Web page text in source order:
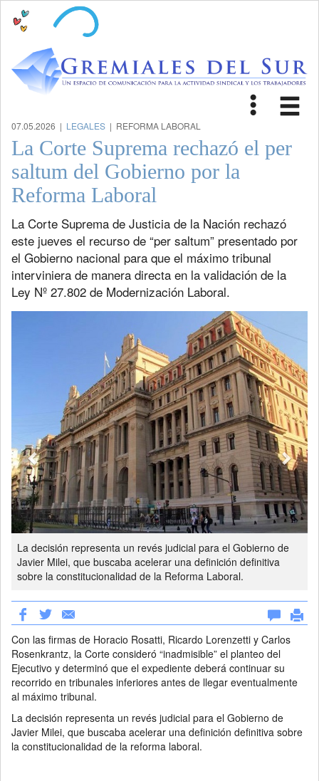
Toggle
07.05.2026 | LEGALES | REFORMA LABORAL
La Corte Suprema rechazó el per
saltum del Gobierno por la
Reforma Laboral
La Corte Suprema de Justicia de la Nación rechazó
este jueves el recurso de “per saltum” presentado por
el Gobierno nacional para que el máximo tribunal
interviniera de manera directa en la validación de la
Ley Nº 27.802 de Modernización Laboral.
La decisión representa un revés judicial para el Gobierno de
Javier Milei, que buscaba acelerar una definición definitiva
sobre la constitucionalidad de la Reforma Laboral.
Con las firmas de Horacio Rosatti, Ricardo Lorenzetti y Carlos
Rosenkrantz, la Corte consideró “inadmisible” el planteo del
Ejecutivo y determinó que el expediente deberá continuar su
recorrido en tribunales inferiores antes de llegar eventualmente
al máximo tribunal.
La decisión representa un revés judicial para el Gobierno de
Javier Milei, que buscaba acelerar una definición definitiva sobre
la constitucionalidad de la reforma laboral.